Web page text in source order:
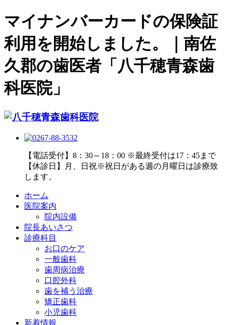
マイナンバーカードの保険証
利用を開始しました。｜南佐
久郡の歯医者「八千穂青森歯
科医院」
【電話受付】8：30～18：00 ※最終受付は17：45まで
【休診日】月、日祝※祝日がある週の月曜日は診療致
します。
ホーム
医院案内
院内設備
院長あいさつ
診療科目
お口のケア
一般歯科
歯周病治療
口腔外科
歯を補う治療
矯正歯科
小児歯科
新着情報